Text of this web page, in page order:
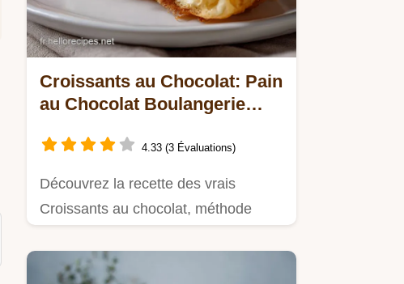
Croissants au Chocolat: Pain
au Chocolat Boulangerie
4.33 (3 Évaluations)
Découvrez la recette des vrais
Croissants au chocolat, méthode